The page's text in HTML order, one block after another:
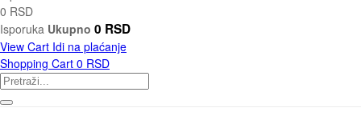
0 RSD
Isporuka Ukupno 0 RSD
View Cart Idi na plaćanje
Shopping Cart 0 RSD